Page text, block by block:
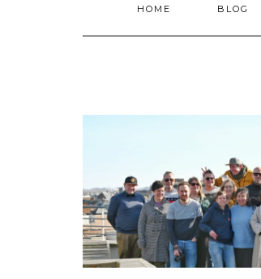
HOME BLOG